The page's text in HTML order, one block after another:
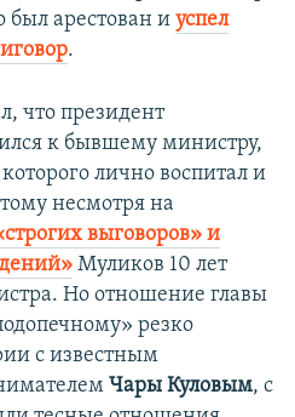
был арестован и успел
.
что президент
к бывшему министру,
лично воспитал и
несмотря на
выговоров» и
Муликов 10 лет
Но отношение главы
резко
с известным
Чары Куловым, с